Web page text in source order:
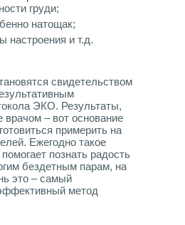
груди;
натощак;
настроения и т.д.
свидетельством
ЭКО. Результаты,
врачом – вот основание
примерить на
Ежегодно такое
познать радость
бездетным парам, на
это – самый
метод